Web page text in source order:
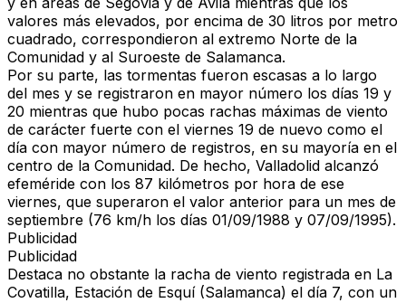
valores más elevados, por encima de 30 litros por metro
cuadrado, correspondieron al extremo Norte de la
Comunidad y al Suroeste de Salamanca.
Por su parte, las tormentas fueron escasas a lo largo
del mes y se registraron en mayor número los días 19 y
20 mientras que hubo pocas rachas máximas de viento
de carácter fuerte con el viernes 19 de nuevo como el
día con mayor número de registros, en su mayoría en el
centro de la Comunidad. De hecho, Valladolid alcanzó
efeméride con los 87 kilómetros por hora de ese
viernes, que superaron el valor anterior para un mes de
septiembre (76 km/h los días 01/09/1988 y 07/09/1995).
Publicidad
Publicidad
Destaca no obstante la racha de viento registrada en La
Covatilla, Estación de Esquí (Salamanca) el día 7, con un